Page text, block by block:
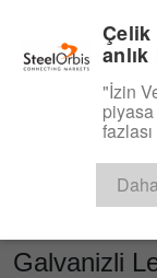
Ürün, Hizmet
Galvanizli
"İzin